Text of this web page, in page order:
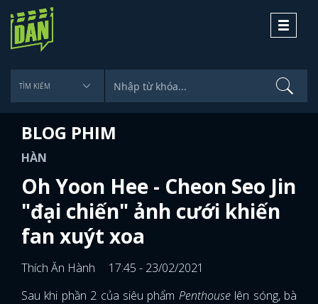
Toggle
BLOG PHIM
HÀN
Oh Yoon Hee - Cheon Seo Jin
"đại chiến" ảnh cưới khiến
fan xuýt xoa
Thích Ăn Hành
17:45 - 23/02/2021
Sau khi phần 2 của siêu phẩm Penthouselên sóng, bà